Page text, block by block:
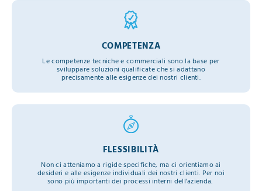
COMPETENZA
Le competenze tecniche e commerciali sono la base per
sviluppare soluzioni qualificate che si adattano
precisamente alle esigenze dei nostri clienti.
FLESSIBILITÀ
Non ci atteniamo a rigide specifiche, ma ci orientiamo ai
desideri e alle esigenze individuali dei nostri clienti. Per noi
sono più importanti dei processi interni dell'azienda.